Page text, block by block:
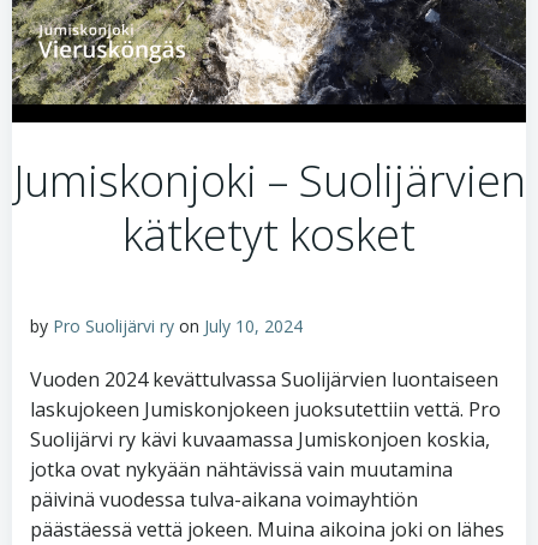
Jumiskonjoki – Suolijärvien
kätketyt kosket
by Pro Suolijärvi ry on July 10, 2024
Vuoden 2024 kevättulvassa Suolijärvien luontaiseen
laskujokeen Jumiskonjokeen juoksutettiin vettä. Pro
Suolijärvi ry kävi kuvaamassa Jumiskonjoen koskia,
jotka ovat nykyään nähtävissä vain muutamina
päivinä vuodessa tulva-aikana voimayhtiön
päästäessä vettä jokeen. Muina aikoina joki on lähes